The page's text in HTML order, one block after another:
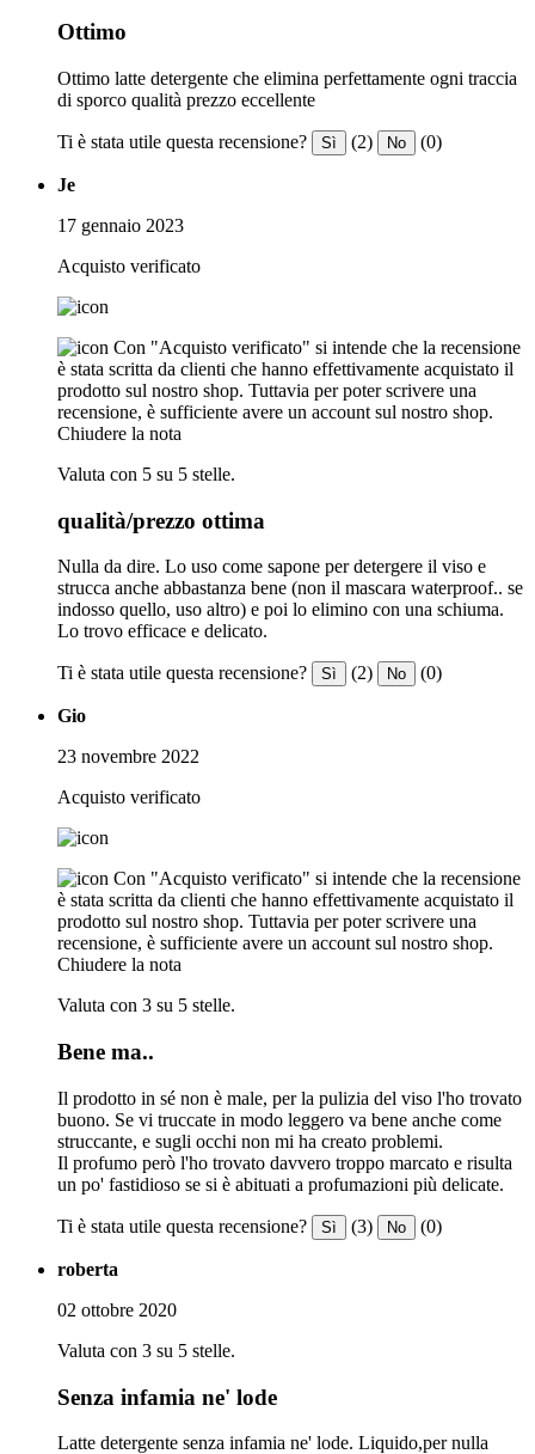
Ottimo
Ottimo latte detergente che elimina perfettamente ogni traccia
di sporco qualità prezzo eccellente
Ti è stata utile questa recensione? Sì (2) No (0)
Je
17 gennaio 2023
Acquisto verificato
Con "Acquisto verificato" si intende che la recensione
è stata scritta da clienti che hanno effettivamente acquistato il
prodotto sul nostro shop. Tuttavia per poter scrivere una
recensione, è sufficiente avere un account sul nostro shop.
Chiudere la nota
Valuta con 5 su 5 stelle.
qualità/prezzo ottima
Nulla da dire. Lo uso come sapone per detergere il viso e
strucca anche abbastanza bene (non il mascara waterproof.. se
indosso quello, uso altro) e poi lo elimino con una schiuma.
Lo trovo efficace e delicato.
Ti è stata utile questa recensione? Sì (2) No (0)
Gio
23 novembre 2022
Acquisto verificato
Con "Acquisto verificato" si intende che la recensione
è stata scritta da clienti che hanno effettivamente acquistato il
prodotto sul nostro shop. Tuttavia per poter scrivere una
recensione, è sufficiente avere un account sul nostro shop.
Chiudere la nota
Valuta con 3 su 5 stelle.
Bene ma..
Il prodotto in sé non è male, per la pulizia del viso l'ho trovato
buono. Se vi truccate in modo leggero va bene anche come
struccante, e sugli occhi non mi ha creato problemi.
Il profumo però l'ho trovato davvero troppo marcato e risulta
un po' fastidioso se si è abituati a profumazioni più delicate.
Ti è stata utile questa recensione? Sì (3) No (0)
roberta
02 ottobre 2020
Valuta con 3 su 5 stelle.
Senza infamia ne' lode
Latte detergente senza infamia ne' lode. Liquido,per nulla